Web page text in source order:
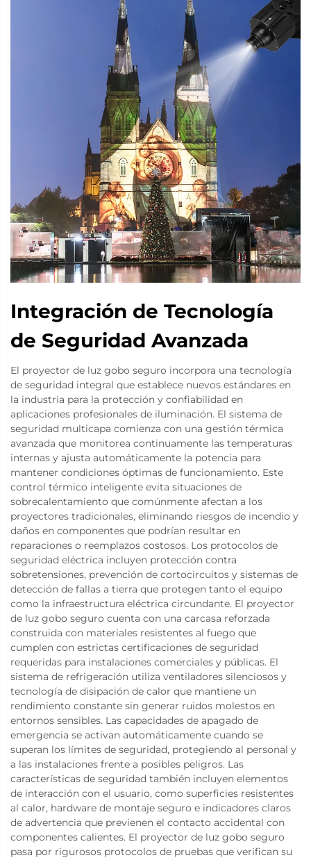
Integración de Tecnología
de Seguridad Avanzada
El proyector de luz gobo seguro incorpora una tecnología
de seguridad integral que establece nuevos estándares en
la industria para la protección y confiabilidad en
aplicaciones profesionales de iluminación. El sistema de
seguridad multicapa comienza con una gestión térmica
avanzada que monitorea continuamente las temperaturas
internas y ajusta automáticamente la potencia para
mantener condiciones óptimas de funcionamiento. Este
control térmico inteligente evita situaciones de
sobrecalentamiento que comúnmente afectan a los
proyectores tradicionales, eliminando riesgos de incendio y
daños en componentes que podrían resultar en
reparaciones o reemplazos costosos. Los protocolos de
seguridad eléctrica incluyen protección contra
sobretensiones, prevención de cortocircuitos y sistemas de
detección de fallas a tierra que protegen tanto el equipo
como la infraestructura eléctrica circundante. El proyector
de luz gobo seguro cuenta con una carcasa reforzada
construida con materiales resistentes al fuego que
cumplen con estrictas certificaciones de seguridad
requeridas para instalaciones comerciales y públicas. El
sistema de refrigeración utiliza ventiladores silenciosos y
tecnología de disipación de calor que mantiene un
rendimiento constante sin generar ruidos molestos en
entornos sensibles. Las capacidades de apagado de
emergencia se activan automáticamente cuando se
superan los límites de seguridad, protegiendo al personal y
a las instalaciones frente a posibles peligros. Las
características de seguridad también incluyen elementos
de interacción con el usuario, como superficies resistentes
al calor, hardware de montaje seguro e indicadores claros
de advertencia que previenen el contacto accidental con
componentes calientes. El proyector de luz gobo seguro
pasa por rigurosos protocolos de pruebas que verifican su